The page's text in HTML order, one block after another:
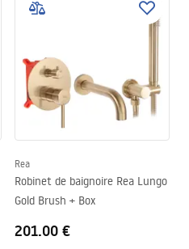
Rea
Robinet de baignoire Rea Lungo
Gold Brush + Box
201.00 €